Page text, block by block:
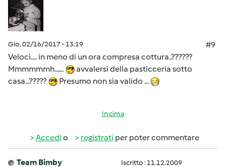
Gio, 02/16/2017 - 13:19
#9
Veloci.... in meno di un ora compresa cottura..??????
Mmmmmmh......
avvalersi della pasticceria sotto
casa...?????
Presumo non sia valido ...
In cima
Accedi o registrati per poter commentare
Team Bimby Iscritto : 11.12.2009